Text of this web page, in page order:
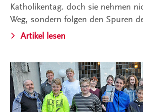
Katholikentag. doch sie nehmen
Weg, sondern folgen den Spuren
Artikel lesen